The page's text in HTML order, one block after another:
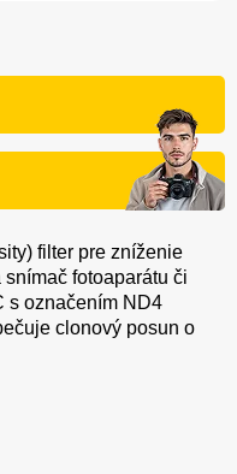
filter pre zníženie
fotoaparátu či
s označením ND4
clonový posun o